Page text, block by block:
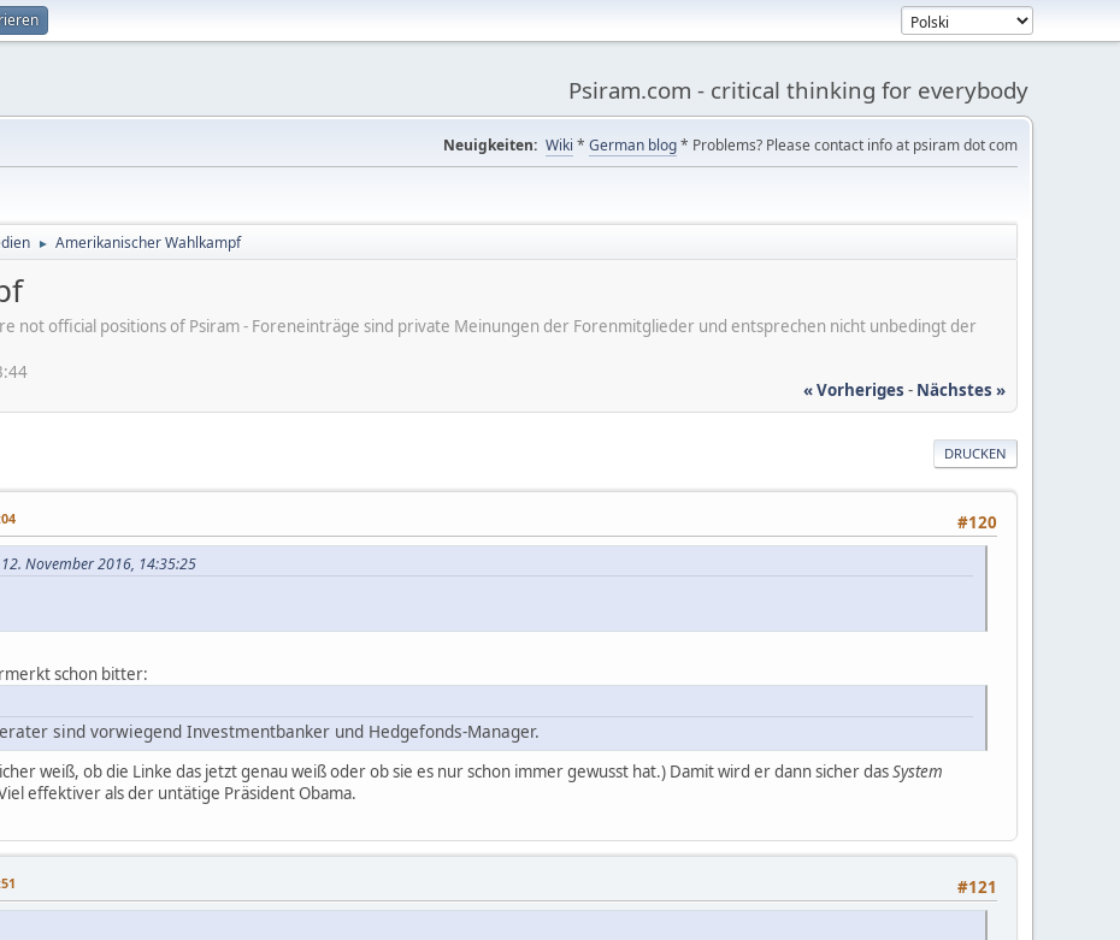
Psiram.com - critical thinking for everybody
Neuigkeiten: Wiki * German blog* Problems? Please contact info at psiram dot com
► Amerikanischer Wahlkampf
not official positions of Psiram - Foreneinträge sind private Meinungen der Forenmitglieder und entsprechen nicht unbedingt der
« Vorheriges - Nächstes »
DRUCKEN
#120
November 2016, 14:35:25
schon bitter:
sind vorwiegend Investmentbanker und Hedgefonds-Manager.
weiß, ob die Linke das jetzt genau weiß oder ob sie es nur schon immer gewusst hat.) Damit wird er dann sicher dasSystem
effektiver als der untätige Präsident Obama.
#121